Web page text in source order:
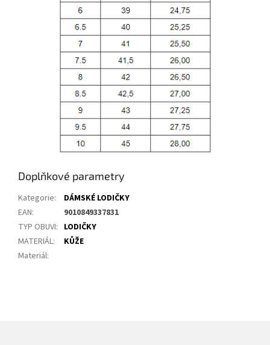
Doplňkové parametry
Kategorie:
DÁMSKÉ LODIČKY
EAN:
9010849337831
TYP OBUVI: LODIČKY
MATERIÁL:
KŮŽE
Materiál: